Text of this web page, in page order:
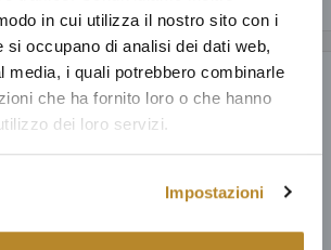
in cui utilizza il nostro sito con i
si occupano di analisi dei dati web,
media, i quali potrebbero combinarle
che ha fornito loro o che hanno
dei loro servizi.
Impostazioni
ad un prezzo accessibile: anche fino al
qualità.
oltre ad una selezione della migliore
tutto con la garanzia di 15 anni.
hanno arredato le loro case con noi.